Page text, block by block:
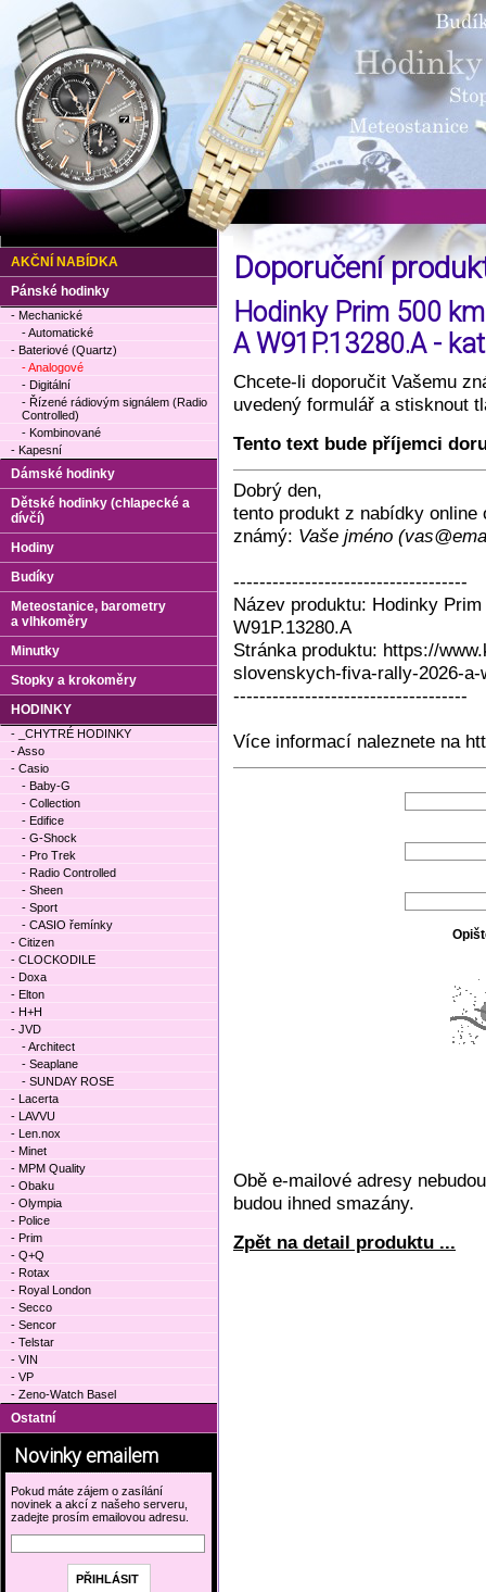
Doporučení
Hodinky Prim 500
A W91P.13280.A -
Chcete-li doporučit Vašemu
uvedený formulář a stisknout
Tento text bude příjemci
Dobrý den,
tento produkt z nabídky online
známý: Vaše jméno
------------------------------------
Název produktu: Hodinky
W91P.13280.A
Stránka produktu: https://
slovenskych-fiva-rally-2026-a-
------------------------------------
Více informací naleznete na
Obě e-mailové adresy
budou ihned smazány.
Zpět na detail produktu ...
AKČNÍ NABÍDKA
Pánské hodinky
- Mechanické
- Automatické
- Bateriové (Quartz)
- Analogové
- Digitální
- Řízené rádiovým signálem (Radio
Controlled)
- Kombinované
- Kapesní
Dámské hodinky
Dětské hodinky (chlapecké a
dívčí)
Hodiny
Budíky
Meteostanice, barometry
a vlhkoměry
Minutky
Stopky a krokoměry
HODINKY
- _CHYTRÉ HODINKY
- Asso
- Casio
- Baby-G
- Collection
- Edifice
- G-Shock
- Pro Trek
- Radio Controlled
- Sheen
- Sport
- CASIO řemínky
- Citizen
- CLOCKODILE
- Doxa
- Elton
- H+H
- JVD
- Architect
- Seaplane
- SUNDAY ROSE
- Lacerta
- LAVVU
- Len.nox
- Minet
- MPM Quality
- Obaku
- Olympia
- Police
- Prim
- Q+Q
- Rotax
- Royal London
- Secco
- Sencor
- Telstar
- VIN
- VP
- Zeno-Watch Basel
Ostatní
Novinky emailem
Pokud máte zájem o zasílání
novinek a akcí z našeho serveru,
zadejte prosím emailovou adresu.